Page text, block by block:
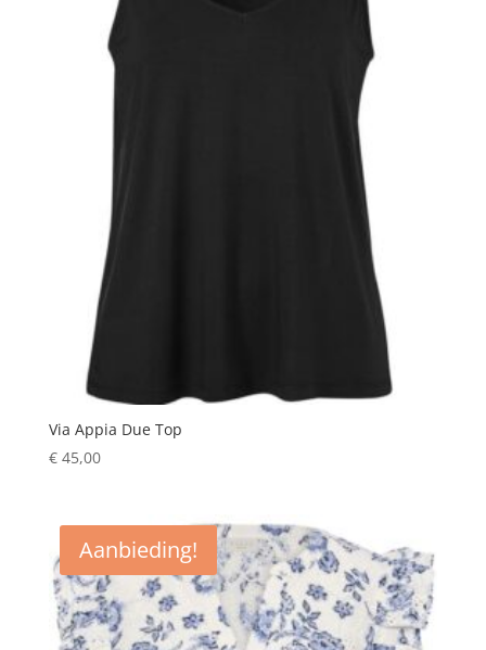
Via Appia Due Top
€45,00
Aanbieding!